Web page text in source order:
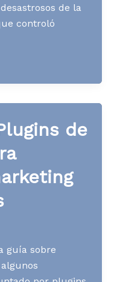
de la
controló
de
guía sobre